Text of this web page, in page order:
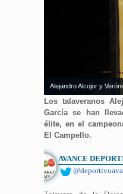
Alejandro Alcojor y
Los talaveranos
García se han
élite, en el
El Campello.
AVANCE